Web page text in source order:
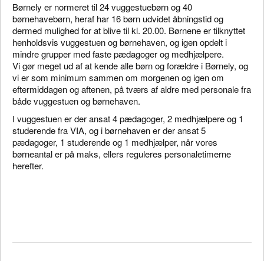
Børnely er normeret til 24 vuggestuebørn og 40
børnehavebørn, heraf har 16 børn udvidet åbningstid og
dermed mulighed for at blive til kl. 20.00. Børnene er tilknyttet
henholdsvis vuggestuen og børnehaven, og igen opdelt i
mindre grupper med faste pædagoger og medhjælpere.
Vi gør meget ud af at kende alle børn og forældre i Børnely, og
vi er som minimum sammen om morgenen og igen om
eftermiddagen og aftenen, på tværs af aldre med personale fra
både vuggestuen og børnehaven.
I vuggestuen er der ansat 4 pædagoger, 2 medhjælpere og 1
studerende fra VIA, og i børnehaven er der ansat 5
pædagoger, 1 studerende og 1 medhjælper, når vores
børneantal er på maks, ellers reguleres personaletimerne
herefter.